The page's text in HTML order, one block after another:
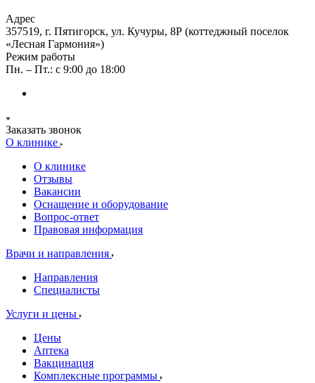
Адрес
357519, г. Пятигорск, ул. Кучуры, 8Р (коттеджный поселок
«Лесная Гармония»)
Режим работы
Пн. – Пт.: с 9:00 до 18:00
Заказать звонок
О клинике
О клинике
Отзывы
Вакансии
Оснащение и оборудование
Вопрос-ответ
Правовая информация
Врачи и направления
Направления
Специалисты
Услуги и цены
Цены
Аптека
Вакцинация
Комплексные программы